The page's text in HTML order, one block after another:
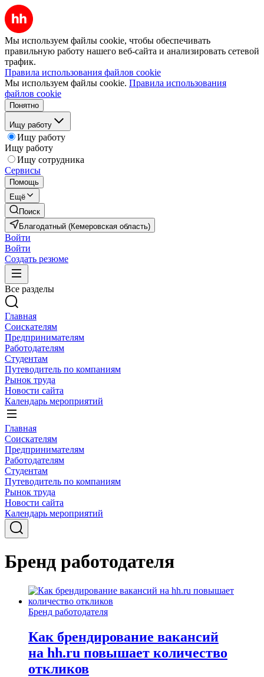
Мы используем файлы cookie, чтобы обеспечивать
правильную работу нашего веб-сайта и анализировать сетевой
трафик.
Правила использования файлов cookie
Мы используем файлы cookie. Правила использования
файлов cookie
Понятно
Ищу работу
Ищу работу
Ищу работу
Ищу сотрудника
Сервисы
Помощь
Ещё
Поиск
Благодатный (Кемеровская область)
Войти
Войти
Создать резюме
Все разделы
Главная
Соискателям
Предпринимателям
Работодателям
Студентам
Путеводитель по компаниям
Рынок труда
Новости сайта
Календарь мероприятий
Главная
Соискателям
Предпринимателям
Работодателям
Студентам
Путеводитель по компаниям
Рынок труда
Новости сайта
Календарь мероприятий
Бренд работодателя
Бренд работодателя
Как брендирование вакансий
на hh.ru повышает количество
откликов